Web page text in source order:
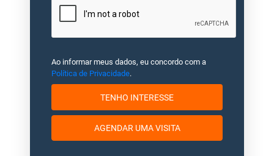
Ao informar meus dados, eu concordo com a
Política de Privacidade.
TENHO INTERESSE
AGENDAR UMA VISITA